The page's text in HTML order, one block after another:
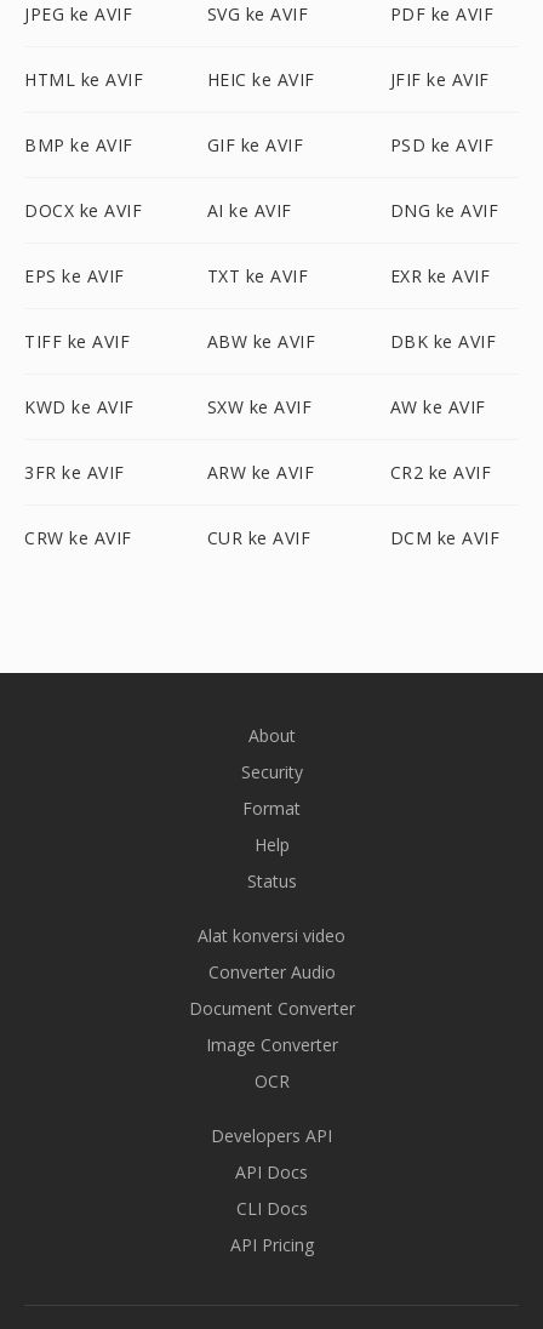
JPEG ke AVIF SVG ke AVIF PDF ke AVIF
HTML ke AVIF HEIC ke AVIF JFIF ke AVIF
BMP ke AVIF GIF ke AVIF PSD ke AVIF
DOCX ke AVIF AI ke AVIF DNG ke AVIF
EPS ke AVIF TXT ke AVIF EXR ke AVIF
TIFF ke AVIF ABW ke AVIF DBK ke AVIF
KWD ke AVIF SXW ke AVIF AW ke AVIF
3FR ke AVIF ARW ke AVIF CR2 ke AVIF
CRW ke AVIF CUR ke AVIF DCM ke AVIF
About
Security
Format
Help
Status
Alat konversi video
Converter Audio
Document Converter
Image Converter
OCR
Developers API
API Docs
CLI Docs
API Pricing